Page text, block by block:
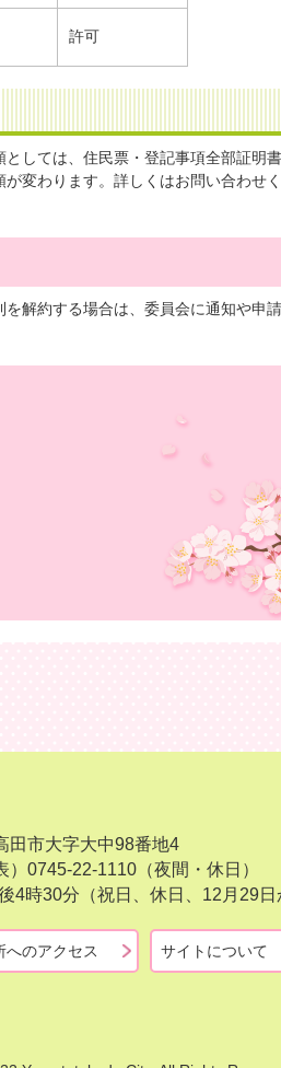
許可
しては、住民票・登記事項全部証明
変わります。詳しくはお問い合わせ
解約する場合は、委員会に通知や申
市大字大中98番地4
0745-22-1110（夜間・休日）
4時30分（祝日、休日、12月29
へのアクセス サイトについて